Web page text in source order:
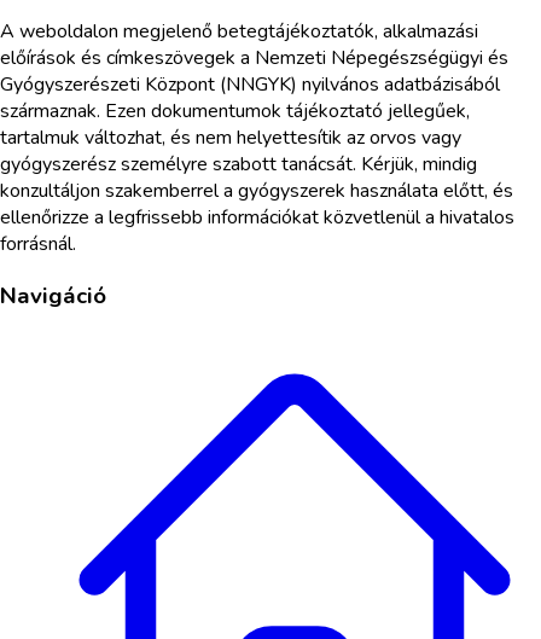
A weboldalon megjelenő betegtájékoztatók, alkalmazási
előírások és címkeszövegek a Nemzeti Népegészségügyi és
Gyógyszerészeti Központ (NNGYK) nyilvános adatbázisából
származnak. Ezen dokumentumok tájékoztató jellegűek,
tartalmuk változhat, és nem helyettesítik az orvos vagy
gyógyszerész személyre szabott tanácsát. Kérjük, mindig
konzultáljon szakemberrel a gyógyszerek használata előtt, és
ellenőrizze a legfrissebb információkat közvetlenül a hivatalos
forrásnál.
Navigáció